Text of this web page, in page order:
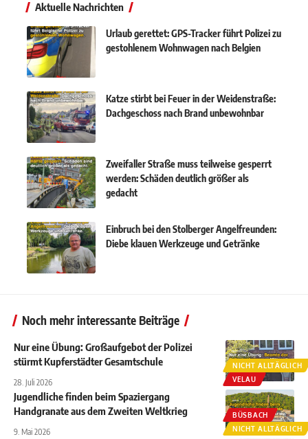
Aktuelle Nachrichten
Urlaub gerettet: GPS-Tracker führt Polizei zu
gestohlenem Wohnwagen nach Belgien
Katze stirbt bei Feuer in der Weidenstraße:
Dachgeschoss nach Brand unbewohnbar
Zweifaller Straße muss teilweise gesperrt
werden: Schäden deutlich größer als
gedacht
Einbruch bei den Stolberger Angelfreunden:
Diebe klauen Werkzeuge und Getränke
Noch mehr interessante Beiträge
NICHT ALLTÄGLICH
VELAU
Nur eine Übung: Großaufgebot der Polizei
stürmt Kupferstädter Gesamtschule
28. Juli 2026
BÜSBACH
NICHT ALLTÄGLICH
Jugendliche finden beim Spaziergang
Handgranate aus dem Zweiten Weltkrieg
9. Mai 2026